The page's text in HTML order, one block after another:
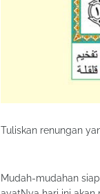
Tuliskan renungan
Mudah-mudahan